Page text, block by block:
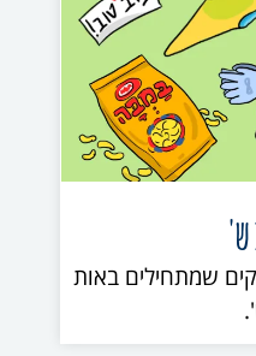
ש'
שמתחילים באות